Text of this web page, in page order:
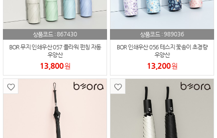
상품코드 :867430
BOR 무지 인쇄우산 057 플라워 펀칭 자동
우양산
13,800원
상품코드 :989036
BOR 인쇄우산 056 테스지 꽃송이 초경량
우양산
13,200원